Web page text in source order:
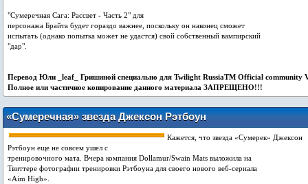
"Сумеречная Сага: Рассвет - Часть 2" для
персонажа Брайта будет гораздо важнее, поскольку он наконец сможет
испытать (однако попытка может не удастся) свой собственный вампирский
"дар".
Перевод Юли _leaf_ Гришиной специально для Twilight RussiaTM Оfficial community
Пoлнoe или чacтичнoe кoпиpoвaниe дaннoгo мaтepиaлa ЗАПРЕЩЕНО!!!
«Сумеречная» звезда Джексон Рэтбоун
тренируется для проекта «Aim High»
Кажется, что звезда «Сумерек» Джексон
Рэтбоун еще не совсем ушел с
тренировочного мата. Вчера компания Dollamur/Swain Mats выложила на
Твиттере фотографии тренировки Рэтбоуна для своего нового веб-сериала
«Aim High».